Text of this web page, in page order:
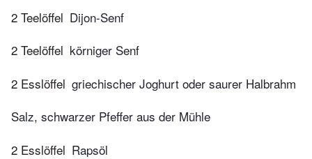
2 Teelöffel Dijon-Senf
2 Teelöffel körniger Senf
2 Esslöffel griechischer Joghurt oder saurer Halbrahm
Salz, schwarzer Pfeffer aus der Mühle
2 Esslöffel Rapsöl